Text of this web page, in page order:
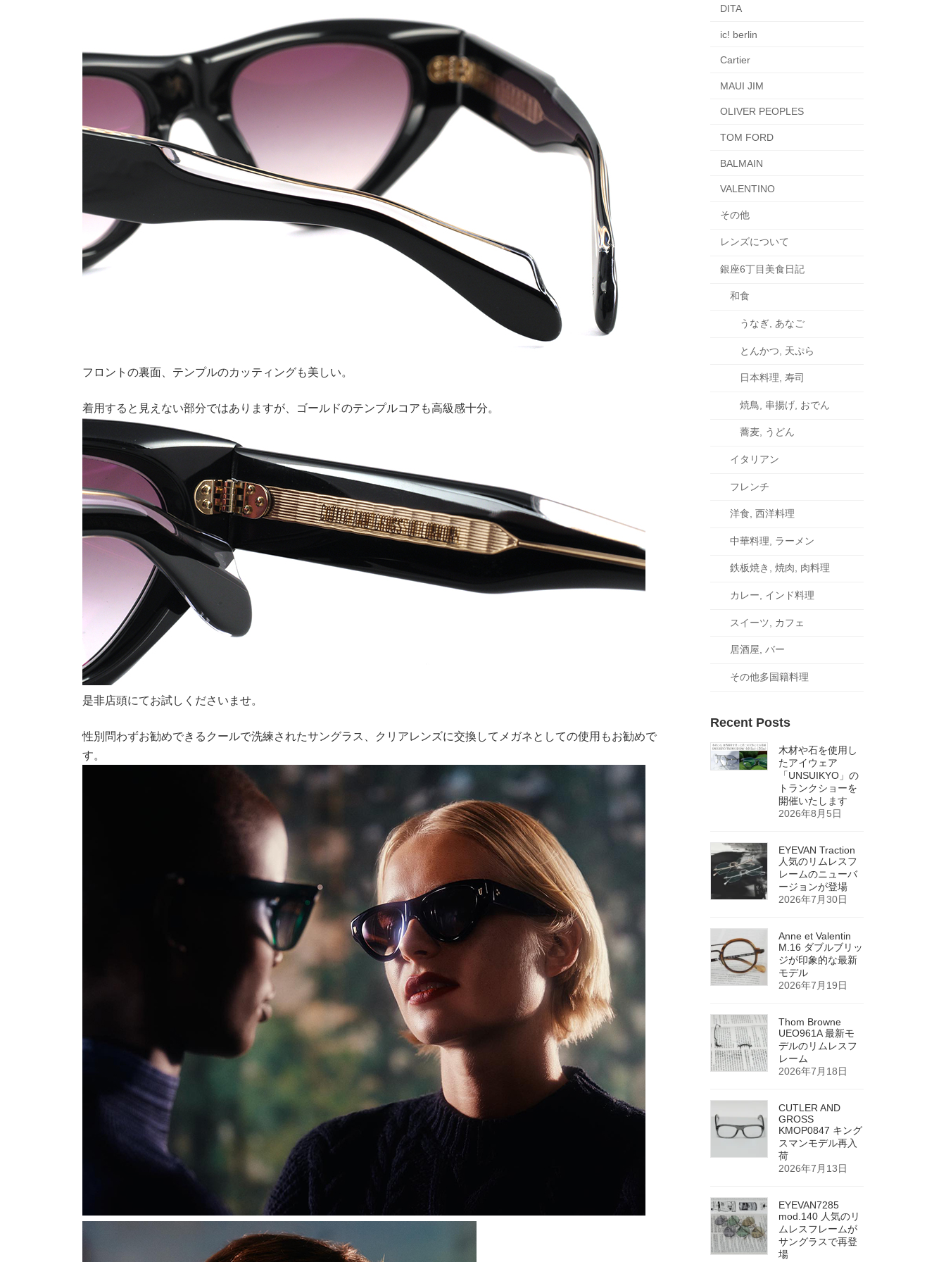
フロントの裏面、テンプルのカッティングも美しい。
着用すると見えない部分ではありますが、ゴールドのテンプルコアも高級感十分。
是非店頭にてお試しくださいませ。
性別問わずお勧めできるクールで洗練されたサングラス、クリアレンズに交換してメガネとしての使用もお勧めで
す。
DITA
ic! berlin
Cartier
MAUI JIM
OLIVER PEOPLES
TOM FORD
BALMAIN
VALENTINO
その他
レンズについて
銀座6丁目美食日記
和食
うなぎ, あなご
とんかつ, 天ぷら
日本料理, 寿司
焼鳥, 串揚げ, おでん
蕎麦, うどん
イタリアン
フレンチ
洋食, 西洋料理
中華料理, ラーメン
鉄板焼き, 焼肉, 肉料理
カレー, インド料理
スイーツ, カフェ
居酒屋, バー
その他多国籍料理
Recent Posts
木材や石を使用し
たアイウェア
「UNSUIKYO」の
トランクショーを
開催いたします
2026年8月5日
EYEVAN Traction
人気のリムレスフ
レームのニューバ
ージョンが登場
2026年7月30日
Anne et Valentin
M.16 ダブルブリッ
ジが印象的な最新
モデル
2026年7月19日
Thom Browne
UEO961A 最新モ
デルのリムレスフ
レーム
2026年7月18日
CUTLER AND
GROSS
KMOP0847 キング
スマンモデル再入
荷
2026年7月13日
EYEVAN7285
mod.140 人気のリ
ムレスフレームが
サングラスで再登
場